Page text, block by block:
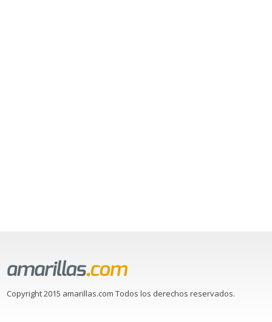
Copyright 2015 amarillas.com Todos los derechos reservados.